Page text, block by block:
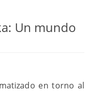
Un mundo
en torno al